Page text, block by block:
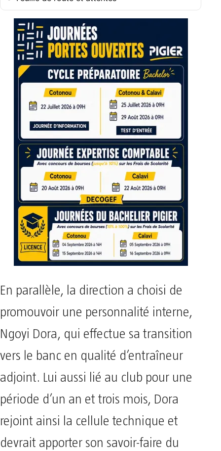
En parallèle, la direction a choisi de
promouvoir une personnalité interne,
Ngoyi Dora, qui effectue sa transition
vers le banc en qualité d’entraîneur
adjoint. Lui aussi lié au club pour une
période d’un an et trois mois, Dora
rejoint ainsi la cellule technique et
devrait apporter son savoir-faire du